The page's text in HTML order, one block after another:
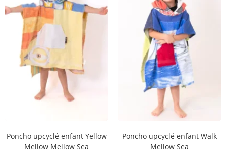
Poncho upcyclé enfant Yellow
Mellow Mellow Sea
Poncho upcyclé enfant Walk
Mellow Sea